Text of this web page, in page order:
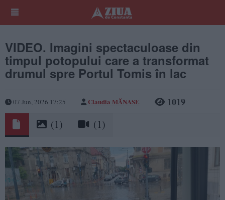
VIDEO. Imagini spectaculoase din
timpul potopului care a transformat
drumul spre Portul Tomis în lac
07 Jun, 2026 17:25 Claudia MĂNASE 1019
(1) (1)